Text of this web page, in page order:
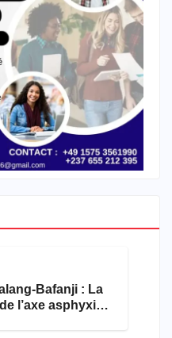
Bafanji : La
l’axe asphyxie